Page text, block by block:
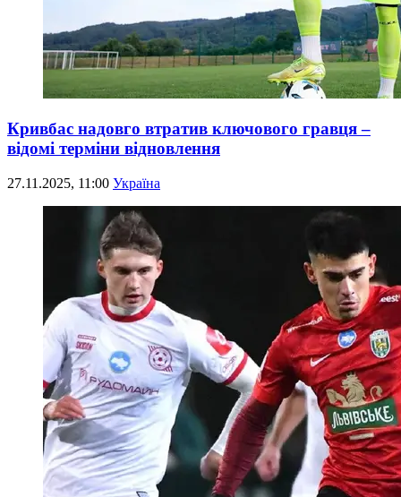
Кривбас надовго втратив ключового гравця –
відомі терміни відновлення
27.11.2025, 11:00 Україна